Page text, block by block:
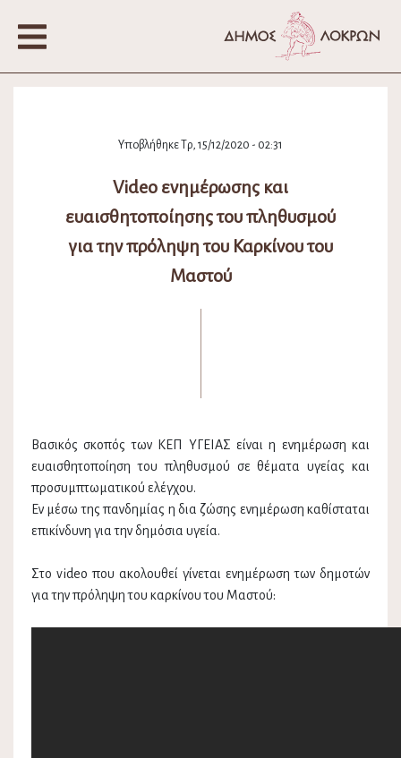
Υποβλήθηκε Τρ, 15/12/2020 - 02:31
Video ενημέρωσης και
ευαισθητοποίησης του πληθυσμού
για την πρόληψη του Καρκίνου του
Μαστού
Βασικός σκοπός των ΚΕΠ ΥΓΕΙΑΣ είναι η ενημέρωση και
ευαισθητοποίηση του πληθυσμού σε θέματα υγείας και
προσυμπτωματικού ελέγχου.
Εν μέσω της πανδημίας η δια ζώσης ενημέρωση καθίσταται
επικίνδυνη για την δημόσια υγεία.
Στο video που ακολουθεί γίνεται ενημέρωση των δημοτών
για την πρόληψη του καρκίνου του Μαστού: